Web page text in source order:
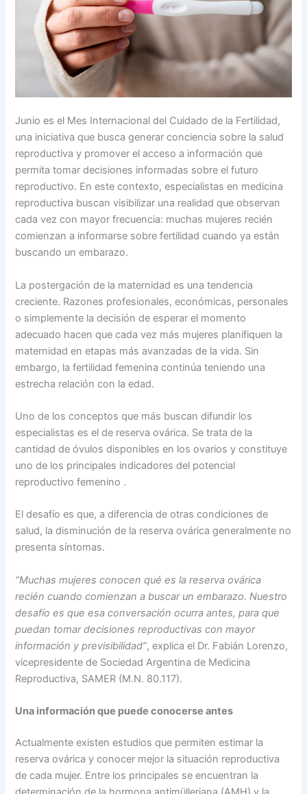
Junio es el Mes Internacional del Cuidado de la Fertilidad,
una iniciativa que busca generar conciencia sobre la salud
reproductiva y promover el acceso a información que
permita tomar decisiones informadas sobre el futuro
reproductivo. En este contexto, especialistas en medicina
reproductiva buscan visibilizar una realidad que observan
cada vez con mayor frecuencia: muchas mujeres recién
comienzan a informarse sobre fertilidad cuando ya están
buscando un embarazo.
La postergación de la maternidad es una tendencia
creciente. Razones profesionales, económicas, personales
o simplemente la decisión de esperar el momento
adecuado hacen que cada vez más mujeres planifiquen la
maternidad en etapas más avanzadas de la vida. Sin
embargo, la fertilidad femenina continúa teniendo una
estrecha relación con la edad.
Uno de los conceptos que más buscan difundir los
especialistas es el de reserva ovárica. Se trata de la
cantidad de óvulos disponibles en los ovarios y constituye
uno de los principales indicadores del potencial
reproductivo femenino .
El desafío es que, a diferencia de otras condiciones de
salud, la disminución de la reserva ovárica generalmente no
presenta síntomas.
“Muchas mujeres conocen qué es la reserva ovárica
recién cuando comienzan a buscar un embarazo. Nuestro
desafío es que esa conversación ocurra antes, para que
puedan tomar decisiones reproductivas con mayor
información y previsibilidad”, explica el Dr. Fabián Lorenzo,
vicepresidente de Sociedad Argentina de Medicina
Reproductiva, SAMER (M.N. 80.117).
Una información que puede conocerse antes
Actualmente existen estudios que permiten estimar la
reserva ovárica y conocer mejor la situación reproductiva
de cada mujer. Entre los principales se encuentran la